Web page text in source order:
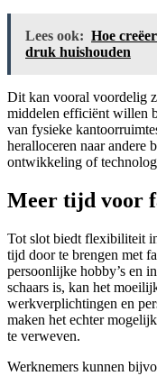
Lees ook: Hoe
druk huishouden
Dit kan vooral voordelig
middelen efficiënt willen
van fysieke
heralloceren naar andere
ontwikkeling of
Meer tijd voor
Tot slot biedt flexibiliteit
tijd door te brengen met
persoonlijke hobby’s en
schaars is, kan het
werkverplichtingen en
maken het echter
te verweven.
Werknemers kunnen